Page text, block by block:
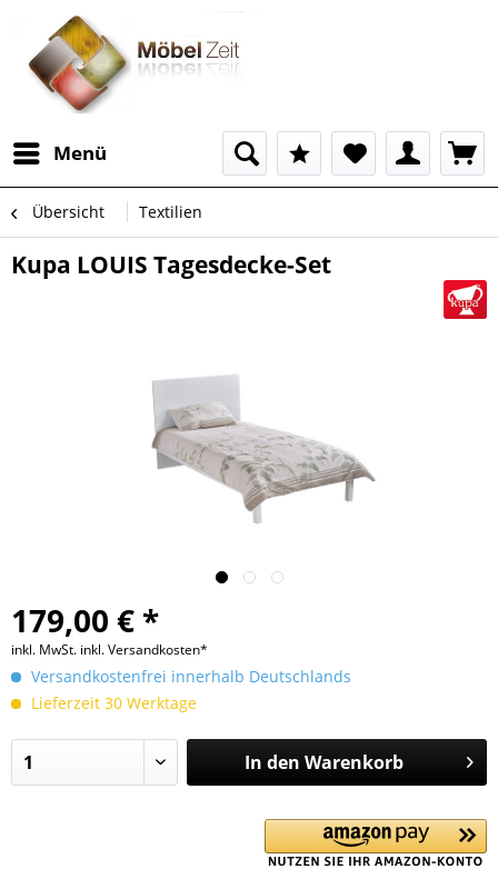
Menü
Übersicht Textilien
Kupa LOUIS Tagesdecke-Set
179,00 € *
inkl. MwSt. inkl. Versandkosten*
Versandkostenfrei innerhalb Deutschlands
Lieferzeit 30 Werktage
In den Warenkorb